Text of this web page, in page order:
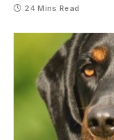
24 Mins Read